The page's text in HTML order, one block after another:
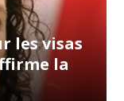
les visas
la